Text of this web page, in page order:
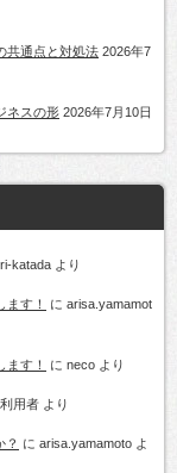
共通点と対処法 2026年7
ネスの形 2026年7月10日
ri-katada より
す！ に arisa.yamamot
す！ に neco より
利用者 より
？ に arisa.yamamoto よ